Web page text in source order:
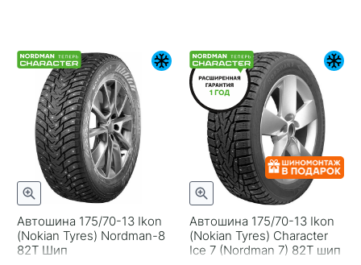
Автошина 175/70-13 Ikon
(Nokian Tyrеs) Nordman-8
82T Шип
Автошина 175/70-13 Ikon
(Nokian Tyres) Character
Ice 7 (Nordman 7) 82T шип